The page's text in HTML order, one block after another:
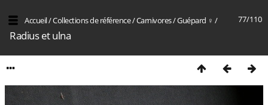
77/110
Accueil/Collections de référence/Carnivores/Guépard ♀ /
Radius et ulna